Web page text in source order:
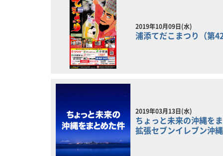
2019年10月09日(水)
浦添てだこまつり（第
2019年03月13日(水)
ちょっと未来の沖縄を
拡張セブンイレブン沖